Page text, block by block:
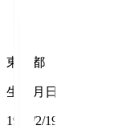
東京都
生年月日
1998/2/19